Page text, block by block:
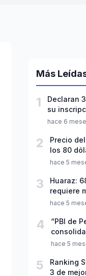
Más
1
Declaran
su
hace 6
2
Precio
los 80
hace 5
3
Huaraz:
requiere
de inicio
hace 5
4
“PBI de
hace 5
5
Ranking
3 de